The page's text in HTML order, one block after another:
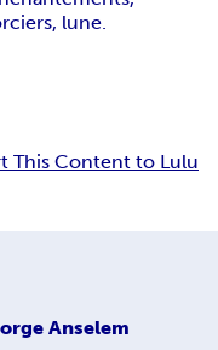
lune.
This Content to Lulu
Anselem